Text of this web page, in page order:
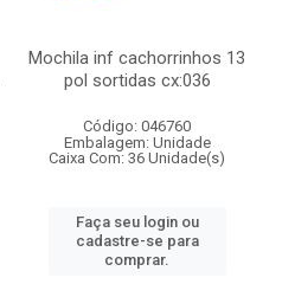
Mochila inf cachorrinhos 13
pol sortidas cx:036
Código: 046760
Embalagem: Unidade
Caixa Com: 36 Unidade(s)
Faça seu login ou
cadastre-se para
comprar.